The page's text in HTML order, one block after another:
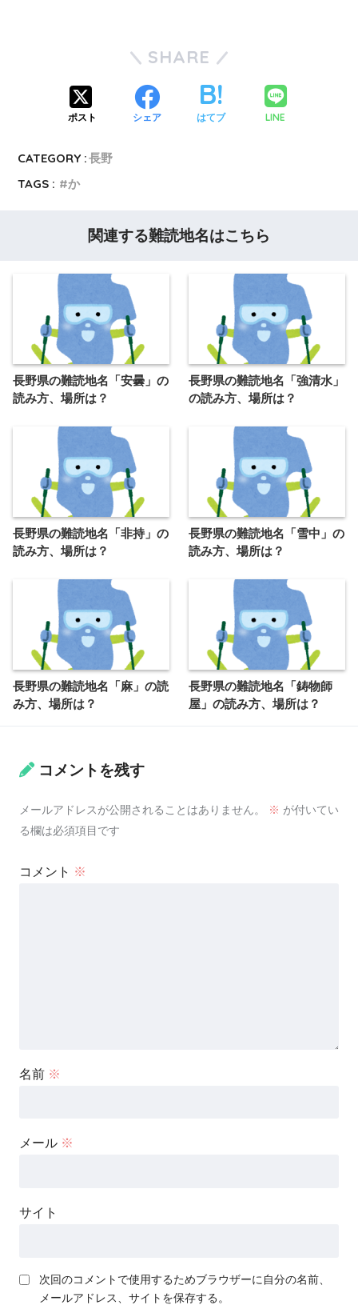
SHARE
ポスト シェア はてブ LINE
CATEGORY :長野
TAGS :
か
関連する難読地名はこちら
長野県の難読地名「安曇」の
読み方、場所は？
長野県の難読地名「強清水」
の読み方、場所は？
長野県の難読地名「非持」の
読み方、場所は？
長野県の難読地名「雪中」の
読み方、場所は？
長野県の難読地名「麻」の読
み方、場所は？
長野県の難読地名「鋳物師
屋」の読み方、場所は？
コメントを残す
メールアドレスが公開されることはありません。 ※ が付いてい
る欄は必須項目です
コメント ※
名前 ※
メール ※
サイト
次回のコメントで使用するためブラウザーに自分の名前、
メールアドレス、サイトを保存する。